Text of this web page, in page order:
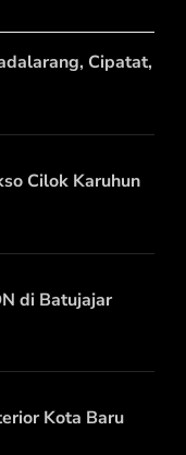
Cipatat,
Cilok Karuhun
di Batujajar
Kota Baru